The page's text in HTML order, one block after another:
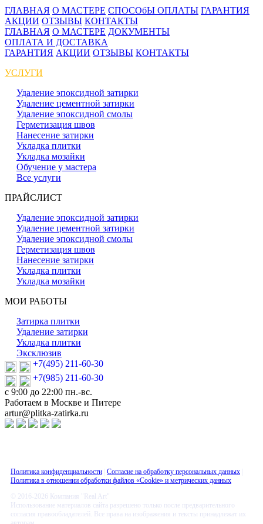
ГЛАВНАЯ О МАСТЕРЕ СПОСОбЫ ОПЛАТЫ ГАРАНТИЯ
АКЦИИ ОТЗЫВЫ КОНТАКТЫ
ГЛАВНАЯ О МАСТЕРЕ ДОКУМЕНТЫ
ОПЛАТА И ДОСТАВКА
ГАРАНТИЯ АКЦИИ ОТЗЫВЫ КОНТАКТЫ
УСЛУГИ
Удаление эпоксидной затирки
Удаление цементной затирки
Удаление эпоксидной смолы
Герметизация швов
Нанесение затирки
Укладка плитки
Укладка мозайки
Обучение у мастера
Все услуги
ПРАЙСЛИСТ
Удаление эпоксидной затирки
Удаление цементной затирки
Удаление эпоксидной смолы
Герметизация швов
Нанесение затирки
Укладка плитки
Укладка мозайки
МОИ РАБОТЫ
Затирка плитки
Удаление затирки
Укладка плитки
Эксклюзив
+7(495) 211-60-30
+7(985) 211-60-30
с 9:00 до 22:00 пн.-вс.
Работаем в Москве и Питере
artur@plitka-zatirka.ru
Политика конфиденциальности Согласие на обработку персональных данных
Политика в отношении обработки файлов «Cookie» и метрических данных
© 2016-2026 Компания "Real Art"
Использование материалов сайта разрешено только после предварительного
согласия правообладателей. Все права на изображения и тексты принадлежат их